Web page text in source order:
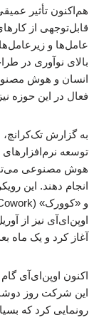
هم‌اکنون تأثیر
قابل‌توجهی از
عامل‌ها و
بالای نوآوری در
انسان و هوش
فعال در این حوزه
به گزارش
توسعه
هوش مصنوعی
آغاز کرد و یک ماه
اکنون اوپن‌ای‌آی
رونمایی کرد که